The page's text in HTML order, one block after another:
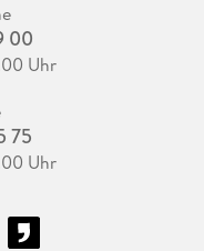
00
Uhr
75
Uhr